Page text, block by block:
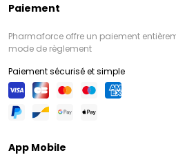
Paiement
Pharmaforce offre un paiement
mode de règlement
Paiement sécurisé et simple
App Mobile